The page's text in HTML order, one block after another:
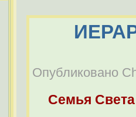
Опубликовано
Семья Света